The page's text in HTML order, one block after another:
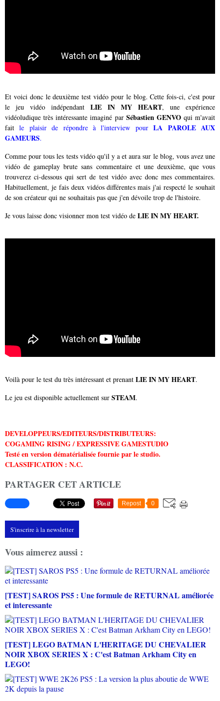
Et voici donc le deuxième test vidéo pour le blog. Cette fois-ci, c'est pour
le jeu vidéo indépendant LIE IN MY HEART, une expérience
vidéoludique très intéressante imaginé par Sébastien GENVOqui m'avait
faitle plaisir de répondre à l'interview pourLA PAROLE AUX
GAMEURS.
Comme pour tous les tests vidéo qu'il y a et aura sur le blog, vous avez une
vidéo de gameplay brute sans commentaire et une deuxième, que vous
trouverez ci-dessous qui sert de test vidéo avec donc mes commentaires.
Habituellement, je fais deux vidéos différentes mais j'ai respecté le souhait
de son créateur qui ne souhaitais pas que j'en dévoile trop de l'histoire.
Je vous laisse donc visionner mon test vidéo de LIE IN MY HEART.
Voilà pour le test du très intéressant et prenant LIE IN MY HEART.
Le jeu est disponible actuellement sur STEAM.
DEVELOPPEURS/EDITEURS/DISTRIBUTEURS:
COGAMING RISING / EXPRESSIVE GAMESTUDIO
Testé en version dématérialisée fournie par le studio.
CLASSIFICATION : N.C.
PARTAGER CET ARTICLE
Repost 0
S'inscrire à la newsletter
Vous aimerez aussi :
[TEST] SAROS PS5 : Une formule de RETURNAL améliorée
et interessante
[TEST] LEGO BATMAN L'HERITAGE DU CHEVALIER
NOIR XBOX SERIES X : C'est Batman Arkham City en
LEGO!